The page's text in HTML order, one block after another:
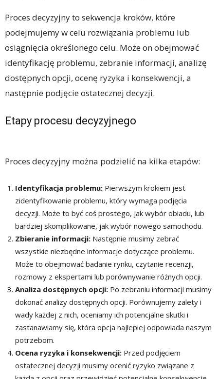
Proces decyzyjny to sekwencja kroków, które
podejmujemy w celu rozwiązania problemu lub
osiągnięcia określonego celu. Może on obejmować
identyfikację problemu, zebranie informacji, analizę
dostępnych opcji, ocenę ryzyka i konsekwencji, a
następnie podjęcie ostatecznej decyzji.
Etapy procesu decyzyjnego
Proces decyzyjny można podzielić na kilka etapów:
Identyfikacja problemu: Pierwszym krokiem jest
zidentyfikowanie problemu, który wymaga podjęcia
decyzji. Może to być coś prostego, jak wybór obiadu, lub
bardziej skomplikowane, jak wybór nowego samochodu.
Zbieranie informacji: Następnie musimy zebrać
wszystkie niezbędne informacje dotyczące problemu.
Może to obejmować badanie rynku, czytanie recenzji,
rozmowy z ekspertami lub porównywanie różnych opcji.
Analiza dostępnych opcji: Po zebraniu informacji musimy
dokonać analizy dostępnych opcji. Porównujemy zalety i
wady każdej z nich, oceniamy ich potencjalne skutki i
zastanawiamy się, która opcja najlepiej odpowiada naszym
potrzebom.
Ocena ryzyka i konsekwencji: Przed podjęciem
ostatecznej decyzji musimy ocenić ryzyko związane z